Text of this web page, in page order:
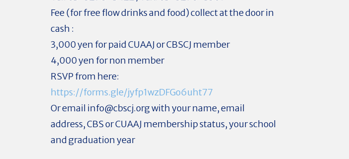
Fee (for free flow drinks and food) collect at the door in
cash :
3,000 yen for paid CUAAJ or CBSCJ member
4,000 yen for non member
RSVP from here:
https://forms.gle/jyfp1wzDFGo6uht77
Or email info@cbscj.orgwith your name, email
address, CBS or CUAAJ membership status, your school
and graduation year